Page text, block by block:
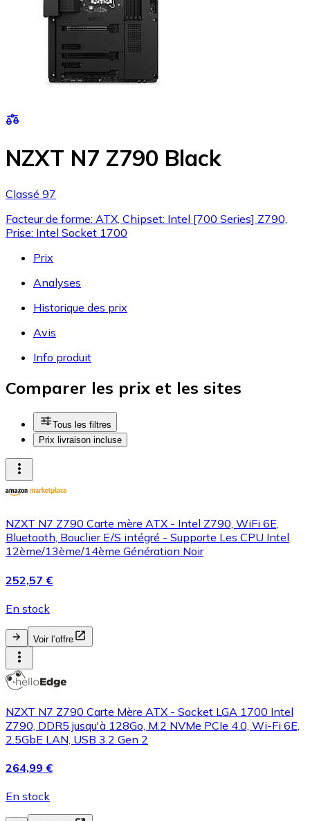
NZXT N7 Z790 Black
Classé 97
Facteur de forme: ATX, Chipset: Intel [700 Series] Z790,
Prise: Intel Socket 1700
Prix
Analyses
Historique des prix
Avis
Info produit
Comparer les prix et les sites
Tous les filtres
Prix livraison incluse
NZXT N7 Z790 Carte mère ATX - Intel Z790, WiFi 6E,
Bluetooth, Bouclier E/S intégré - Supporte Les CPU Intel
12ème/13ème/14ème Génération Noir
252,57 €
En stock
Voir l’offre
NZXT N7 Z790 Carte Mère ATX - Socket LGA 1700 Intel
Z790, DDR5 jusqu'à 128Go, M.2 NVMe PCIe 4.0, Wi-Fi 6E,
2.5GbE LAN, USB 3.2 Gen 2
264,99 €
En stock